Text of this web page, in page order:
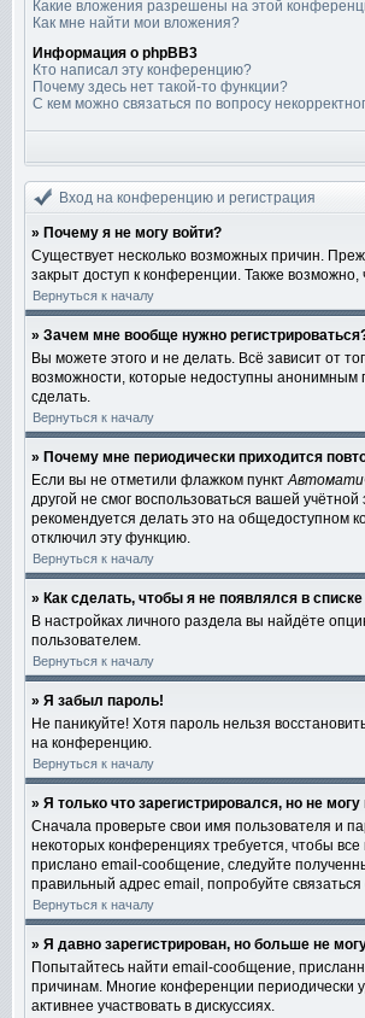
Какие вложения разрешены на этой
Как мне найти мои вложения?
Информация о phpBB3
Кто написал эту конференцию?
Почему здесь нет такой-то функции?
С кем можно связаться по вопросу
Вход на конференцию и регистрация
» Почему я не могу войти?
Существует несколько возможных причин.
закрыт доступ к конференции. Также
Вернуться к началу
» Зачем мне вообще нужно
Вы можете этого и не делать. Всё зависит от
возможности, которые недоступны анонимным
сделать.
Вернуться к началу
» Почему мне периодически приходится
Если вы не отметили флажком пункт
другой не смог воспользоваться вашей
рекомендуется делать это на общедоступном
отключил эту функцию.
Вернуться к началу
» Как сделать, чтобы я не появлялся в
В настройках личного раздела вы найдёте
пользователем.
Вернуться к началу
» Я забыл пароль!
Не паникуйте! Хотя пароль нельзя
на конференцию.
Вернуться к началу
» Я только что зарегистрировался, но не могу
Сначала проверьте свои имя пользователя и
некоторых конференциях требуется, чтобы
прислано email-сообщение, следуйте
правильный адрес email, попробуйте
Вернуться к началу
» Я давно зарегистрирован, но больше не
Попытайтесь найти email-сообщение,
причинам. Многие конференции периодически
активнее участвовать в дискуссиях.